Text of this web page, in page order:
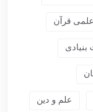
قرآن
بنیادی
علم و دین